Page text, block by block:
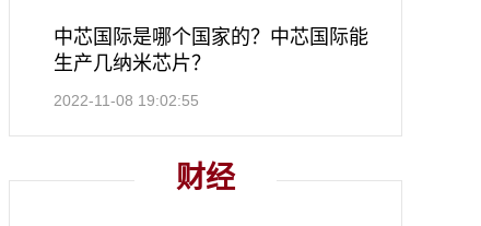
中芯国际是哪个国家的？中芯国际能
生产几纳米芯片？
2022-11-08 19:02:55
财经